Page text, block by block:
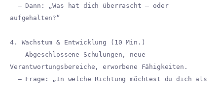
– Dann: „Was hat dich überrascht – oder
aufgehalten?“
4. Wachstum & Entwicklung (10 Min.)
– Abgeschlossene Schulungen, neue
Verantwortungsbereiche, erworbene Fähigkeiten.
– Frage: „In welche Richtung möchtest du dich als